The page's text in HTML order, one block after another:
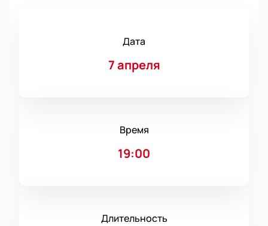
Дата
7 апреля
Время
19:00
Длительность